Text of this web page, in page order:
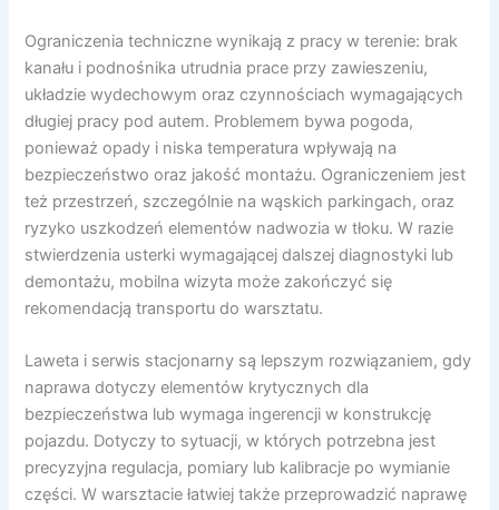
Ograniczenia techniczne wynikają z pracy w terenie: brak
kanału i podnośnika utrudnia prace przy zawieszeniu,
układzie wydechowym oraz czynnościach wymagających
długiej pracy pod autem. Problemem bywa pogoda,
ponieważ opady i niska temperatura wpływają na
bezpieczeństwo oraz jakość montażu. Ograniczeniem jest
też przestrzeń, szczególnie na wąskich parkingach, oraz
ryzyko uszkodzeń elementów nadwozia w tłoku. W razie
stwierdzenia usterki wymagającej dalszej diagnostyki lub
demontażu, mobilna wizyta może zakończyć się
rekomendacją transportu do warsztatu.
Laweta i serwis stacjonarny są lepszym rozwiązaniem, gdy
naprawa dotyczy elementów krytycznych dla
bezpieczeństwa lub wymaga ingerencji w konstrukcję
pojazdu. Dotyczy to sytuacji, w których potrzebna jest
precyzyjna regulacja, pomiary lub kalibracje po wymianie
części. W warsztacie łatwiej także przeprowadzić naprawę